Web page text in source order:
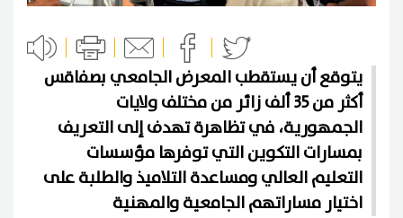
يتوقع أن يستقطب المعرض الجامعي بصفاقس
أكثر من 35 ألف زائر من مختلف ولايات
الجمهورية، في تظاهرة تهدف إلى التعريف
بمسارات التكوين التي توفرها مؤسسات
التعليم العالي ومساعدة التلاميذ والطلبة على
اختيار مساراتهم الجامعية والمهنية